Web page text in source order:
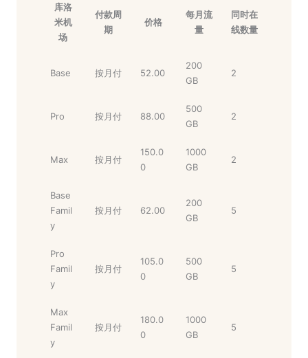
库洛
米机
场
付款周
期
价格
每月流
量
同时在
线数量
Base 按月付 52.00
200
GB
2
Pro 按月付 88.00
500
GB
2
Max 按月付
150.0
0
1000
GB
2
Base
Famil
y
按月付 62.00
200
GB
5
Pro
Famil
y
按月付
105.0
0
500
GB
5
Max
Famil
y
按月付
180.0
0
1000
GB
5